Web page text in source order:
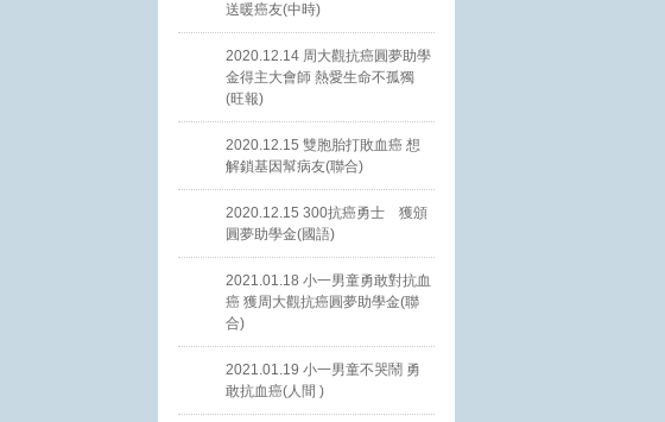
送暖癌友(中時)
2020.12.14 周大觀抗癌圓夢助學
金得主大會師 熱愛生命不孤獨
(旺報)
2020.12.15 雙胞胎打敗血癌 想
解鎖基因幫病友(聯合)
2020.12.15 300抗癌勇士 獲頒
圓夢助學金(國語)
2021.01.18 小一男童勇敢對抗血
癌 獲周大觀抗癌圓夢助學金(聯
合)
2021.01.19 小一男童不哭鬧 勇
敢抗血癌(人間 )